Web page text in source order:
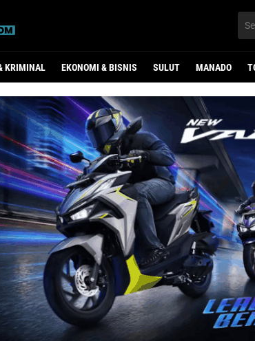
KRIMINAL EKONOMI & BISNIS SULUT MANADO